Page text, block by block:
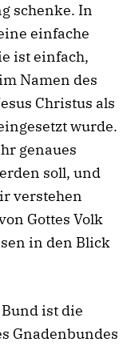
schenke. In
einfache
ist einfach,
Namen des
Christus als
wurde.
genaues
soll, und
verstehen
Gottes Volk
in den Blick
ist die
Gnadenbundes